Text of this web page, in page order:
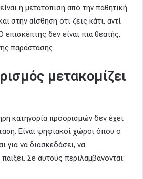
η μετατόπιση από την παθητική
στην αίσθηση ότι ζεις κάτι, αντί
δεν είναι πια θεατής,
παράστασης.
μετακομίζει
κατηγορία προορισμών δεν έχει
Είναι ψηφιακοί χώροι όπου ο
για να διασκεδάσει, να
Σε αυτούς περιλαμβάνονται: